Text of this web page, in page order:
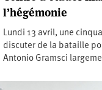
l’hégémonie
Lundi 13 avril, une
discuter de la bataille
Antonio Gramsci